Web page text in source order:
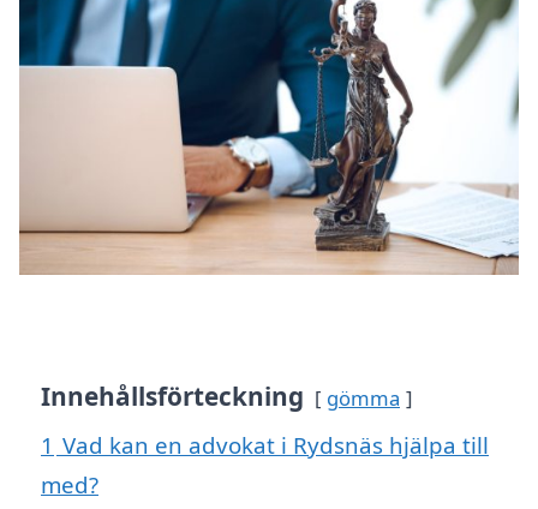
Innehållsförteckning gömma
1 Vad kan en advokat i Rydsnäs hjälpa till
med?